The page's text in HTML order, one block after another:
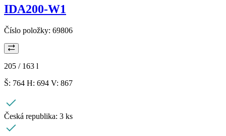
IDA200-W1
Číslo položky: 69806
205 / 163 l
Š: 764 H: 694 V: 867
Česká republika: 3 ks